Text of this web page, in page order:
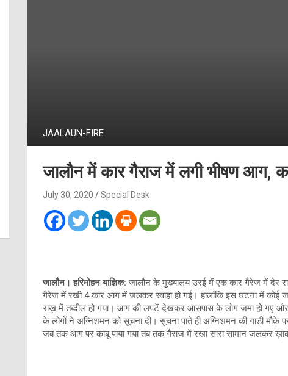
JAALAUN-FIRE
जालौन में कार गैराज में लगी भीषण आग,
July 30, 2020 Special Desk
जालौन। हरिमोहन याज्ञिक:जालौन के मुख्यालय उरई में एक कार गैरेज में देर
गैरेज में रखी 4 कार आग में जलकर स्वाहा हो गई। हालांकि इस घटना में
राख़ में तब्दील हो गया। आग की लपटें देखकर आसपास के लोग जमा हो गए
के लोगों ने अग्निशमन को सूचना दी। सूचना पाते ही अग्निशमन की गाड़ी
जब तक आग पर काबू पाया गया तब तक गैराज में रखा सारा सामान जलकर